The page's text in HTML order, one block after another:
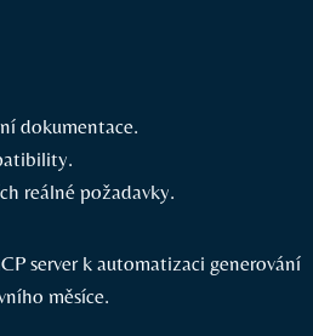
dokumentace.
reálné ⁢požadavky.
server k automatizaci generování
měsíce.